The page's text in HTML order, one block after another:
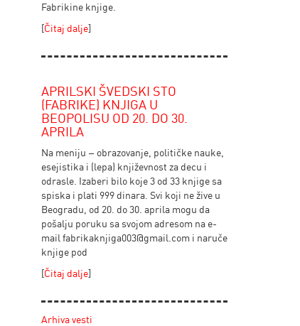
Fabrikine knjige.
[Čitaj dalje]
APRILSKI ŠVEDSKI STO
(FABRIKE) KNJIGA U
BEOPOLISU OD 20. DO 30.
APRILA
Na meniju – obrazovanje, političke nauke,
esejistika i (lepa) književnost za decu i
odrasle. Izaberi bilo koje 3 od 33 knjige sa
spiska i plati 999 dinara. Svi koji ne žive u
Beogradu, od 20. do 30. aprila mogu da
pošalju poruku sa svojom adresom na e-
mail fabrikaknjiga003@gmail.com i naruče
knjige pod
[Čitaj dalje]
Arhiva vesti